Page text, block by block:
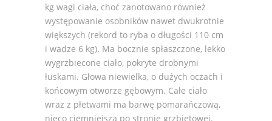
kg wagi ciała, choć zanotowano również
występowanie osobników nawet dwukrotnie
większych (rekord to ryba o długości 110 cm
i wadze 6 kg). Ma bocznie spłaszczone, lekko
wygrzbiecone ciało, pokryte drobnymi
łuskami. Głowa niewielka, o dużych oczach i
końcowym otworze gębowym. Całe ciało
wraz z płetwami ma barwę pomarańczową,
nieco ciemniejszą po stronie grzbietowej.